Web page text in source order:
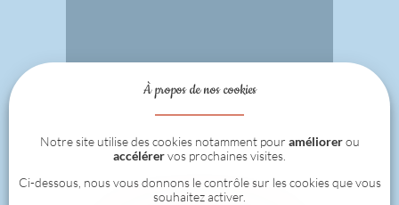
À propos de nos cookies
Notre site utilise des cookies notamment pour améliorerou
accélérervos prochaines visites.
Ci-dessous, nous vous donnons le contrôle sur les cookies que vous
souhaitez activer.